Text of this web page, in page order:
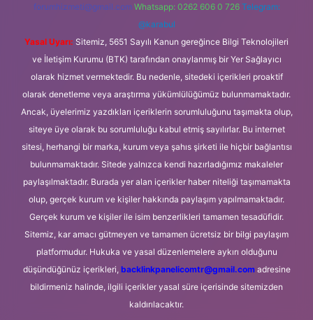
forumhizmeti@gmail.com Whatsapp: 0262 606 0 726 Telegram:
@karabul
Yasal Uyarı: Sitemiz, 5651 Sayılı Kanun gereğince Bilgi Teknolojileri
ve İletişim Kurumu (BTK) tarafından onaylanmış bir Yer Sağlayıcı
olarak hizmet vermektedir. Bu nedenle, sitedeki içerikleri proaktif
olarak denetleme veya araştırma yükümlülüğümüz bulunmamaktadır.
Ancak, üyelerimiz yazdıkları içeriklerin sorumluluğunu taşımakta olup,
siteye üye olarak bu sorumluluğu kabul etmiş sayılırlar. Bu internet
sitesi, herhangi bir marka, kurum veya şahıs şirketi ile hiçbir bağlantısı
bulunmamaktadır. Sitede yalnızca kendi hazırladığımız makaleler
paylaşılmaktadır. Burada yer alan içerikler haber niteliği taşımamakta
olup, gerçek kurum ve kişiler hakkında paylaşım yapılmamaktadır.
Gerçek kurum ve kişiler ile isim benzerlikleri tamamen tesadüfidir.
Sitemiz, kar amacı gütmeyen ve tamamen ücretsiz bir bilgi paylaşım
platformudur. Hukuka ve yasal düzenlemelere aykırı olduğunu
düşündüğünüz içerikleri, backlinkpanelicomtr@gmail.comadresine
bildirmeniz halinde, ilgili içerikler yasal süre içerisinde sitemizden
kaldırılacaktır.